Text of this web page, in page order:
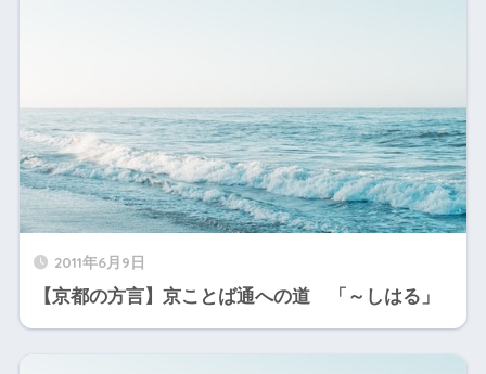
2011年6月9日
【京都の方言】京ことば通への道 「～しはる」